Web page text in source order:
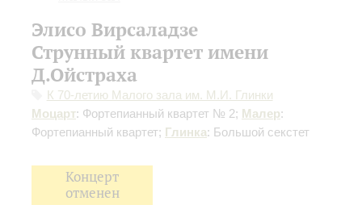
Элисо Вирсаладзе
Струнный квартет имени
Д.Ойстраха
К 70-летию Малого зала им. М.И. Глинки
Моцарт: Фортепианный квартет № 2; Малер:
Фортепианный квартет; Глинка: Большой секстет
Концерт
отменен